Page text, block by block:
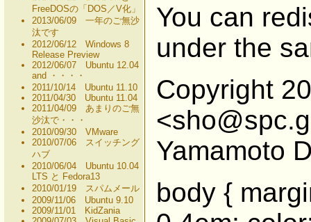
You can
under the
Copyright
Yamamoto
body {
FreeDOSの「DOS／V化」
2013/06/09 一年のご無沙
汰です
2012/06/12 Windows 8
Release Preview
2012/06/07 Ubuntu 12.04
and ・・・・
2011/10/14 Ubuntu 11.10
2011/04/30 Ubuntu 11.04
2011/04/09 あまりのご無
沙汰で・・・
2010/09/30 VMware
2010/07/06 スイッチング
ハブ
2010/06/04 Ubuntu 10.04
LTS と Fedora13
2010/01/19 スパムメール
2009/11/06 Ubuntu 9.10
2009/11/01 KidZania